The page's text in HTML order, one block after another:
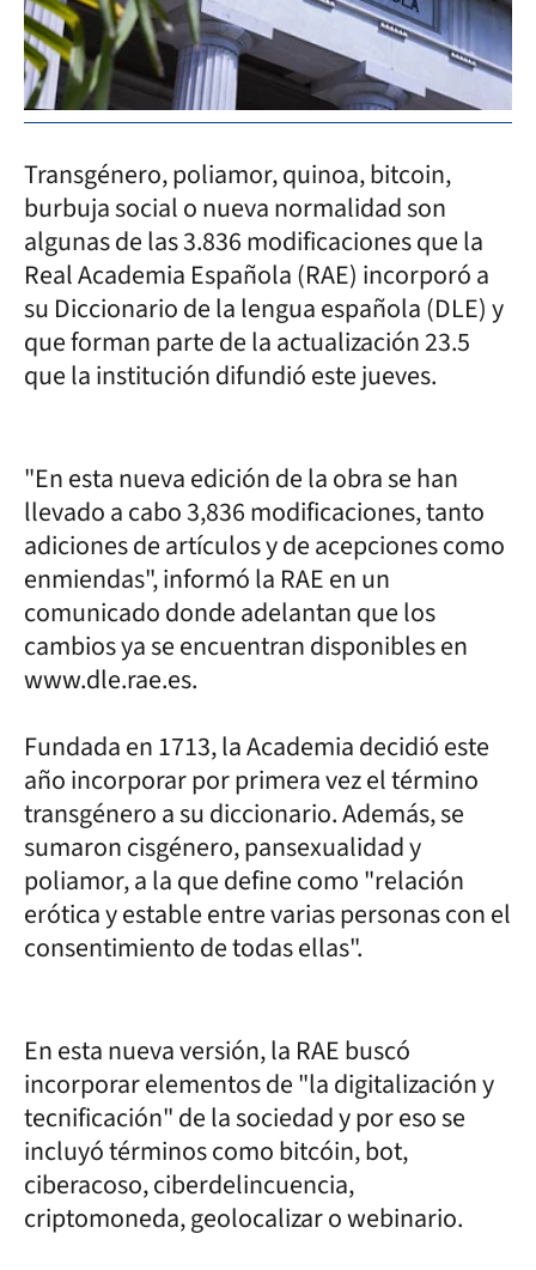
Transgénero, poliamor, quinoa, bitcoin,
burbuja social o nueva normalidad son
algunas de las 3.836 modificaciones que la
Real Academia Española (RAE) incorporó a
su Diccionario de la lengua española (DLE) y
que forman parte de la actualización 23.5
que la institución difundió este jueves.
"En esta nueva edición de la obra se han
llevado a cabo 3,836 modificaciones, tanto
adiciones de artículos y de acepciones como
enmiendas", informó la RAE en un
comunicado donde adelantan que los
cambios ya se encuentran disponibles en
www.dle.rae.es.
Fundada en 1713, la Academia decidió este
año incorporar por primera vez el término
transgénero a su diccionario. Además, se
sumaron cisgénero, pansexualidad y
poliamor, a la que define como "relación
erótica y estable entre varias personas con el
consentimiento de todas ellas".
En esta nueva versión, la RAE buscó
incorporar elementos de "la digitalización y
tecnificación" de la sociedad y por eso se
incluyó términos como bitcóin, bot,
ciberacoso, ciberdelincuencia,
criptomoneda, geolocalizar o webinario.